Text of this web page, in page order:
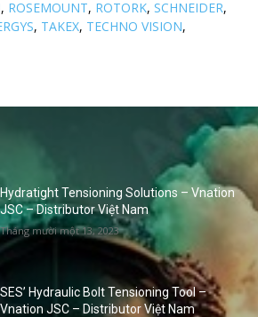
, ROSEMOUNT, ROTORK, SCHNEIDER,
, TAKEX, TECHNO VISION,
Hydratight Tensioning Solutions – Vnation
JSC – Distributor Việt Nam
Tháng mười một 13, 2023
SES’ Hydraulic Bolt Tensioning Tool –
Vnation JSC – Distributor Việt Nam